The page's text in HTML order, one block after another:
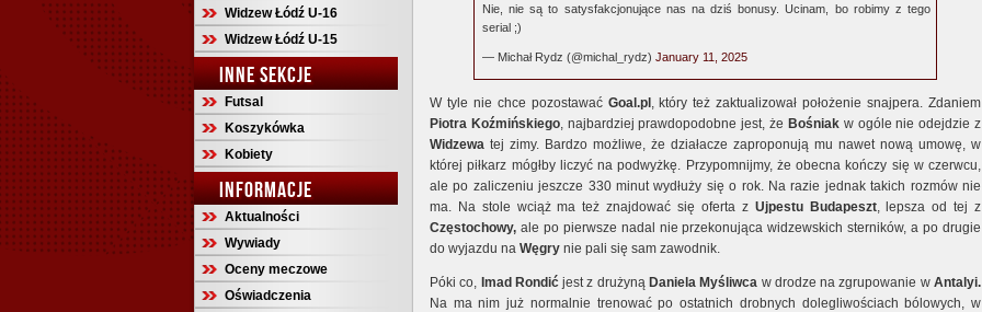
Widzew Łódź U-16
Widzew Łódź U-15
INNE SEKCJE
Futsal
Koszykówka
Kobiety
INFORMACJE
Aktualności
Wywiady
Oceny meczowe
Oświadczenia
Nie, nie są to satysfakcjonujące nas na dziś bonusy. Ucinam, bo robimy z tego
serial ;)
— Michał Rydz (@michal_rydz) January 11, 2025
W tyle nie chce pozostawać Goal.pl , który też zaktualizował położenie snajpera. Zdaniem
Piotra Koźmińskiego, najbardziej prawdopodobne jest, że Bośniakw ogóle nie odejdzie z
Widzewa tej zimy. Bardzo możliwe, że działacze zaproponują mu nawet nową umowę, w
której piłkarz mógłby liczyć na podwyżkę. Przypomnijmy, że obecna kończy się w czerwcu,
ale po zaliczeniu jeszcze 330 minut wydłuży się o rok. Na razie jednak takich rozmów nie
ma. Na stole wciąż ma też znajdować się oferta z Ujpestu Budapeszt, lepsza od tej z
Częstochowy, ale po pierwsze nadal nie przekonująca widzewskich sterników, a po drugie
do wyjazdu na Węgry nie pali się sam zawodnik.
Póki co, Imad Rondićjest z drużyną Daniela Myśliwca w drodze na zgrupowanie wAntalyi.
Na ma nim już normalnie trenować po ostatnich drobnych dolegliwościach bólowych, w